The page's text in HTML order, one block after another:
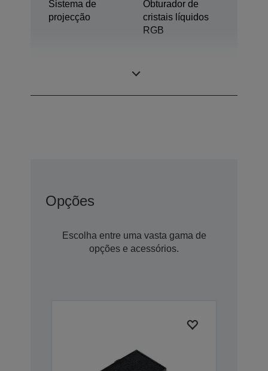
Sistema de
projecção
Obturador de
cristais líquidos
RGB
Opções
Escolha entre uma vasta gama de
opções e acessórios.